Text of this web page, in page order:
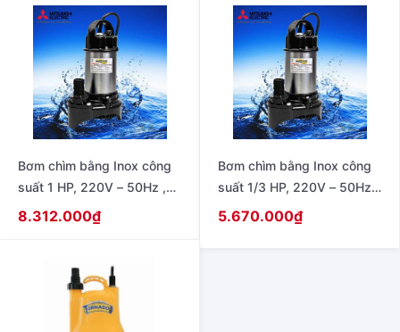
Bơm chìm bằng Inox công
suất 1 HP, 220V – 50Hz ,
không có phao model SSP-
8.312.000₫
Bơm chìm bằng Inox công
suất 1/3 HP, 220V – 50Hz ,
không có phao model SSP-
5.670.000₫